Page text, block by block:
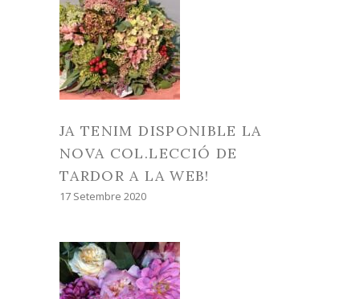
JA TENIM DISPONIBLE LA
NOVA COL.LECCIÓ DE
TARDOR A LA WEB!
17 Setembre 2020